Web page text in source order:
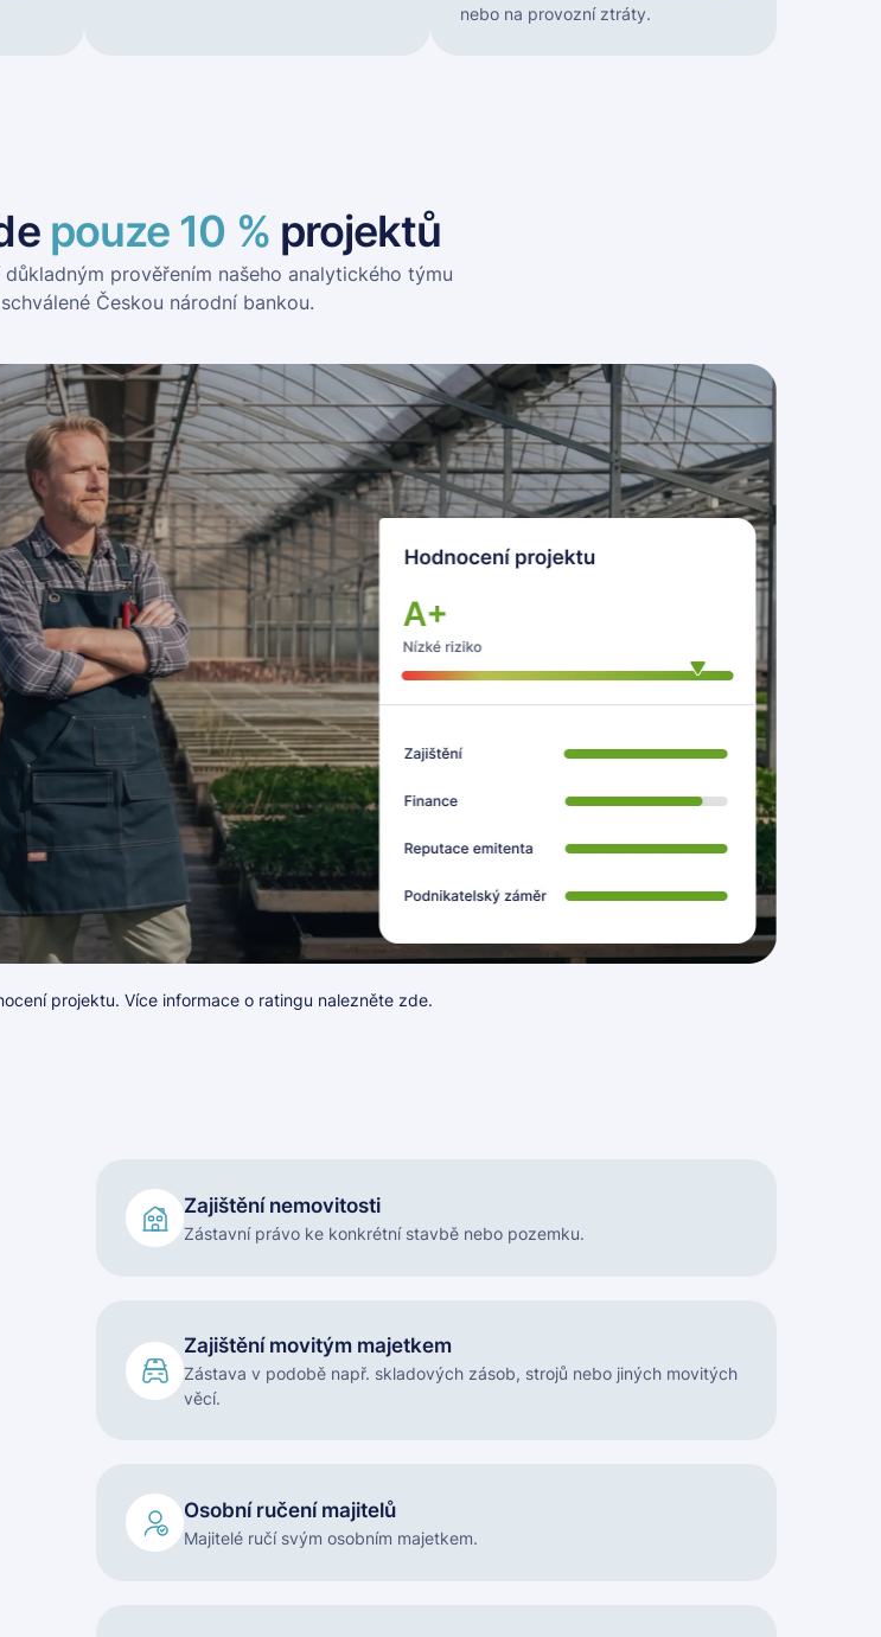
nebo na provozní ztráty.
pouze 10 % projektů
prověřením našeho analytického týmu
Českou národní bankou.
projektu. Více informace o ratingu nalezněte zde.
Zajištění nemovitosti
Zástavní právo ke konkrétní stavbě nebo pozemku.
Zajištění movitým majetkem
Zástava v podobě např. skladových zásob, strojů nebo jiných movitých
věcí.
Osobní ručení majitelů
Majitelé ručí svým osobním majetkem.